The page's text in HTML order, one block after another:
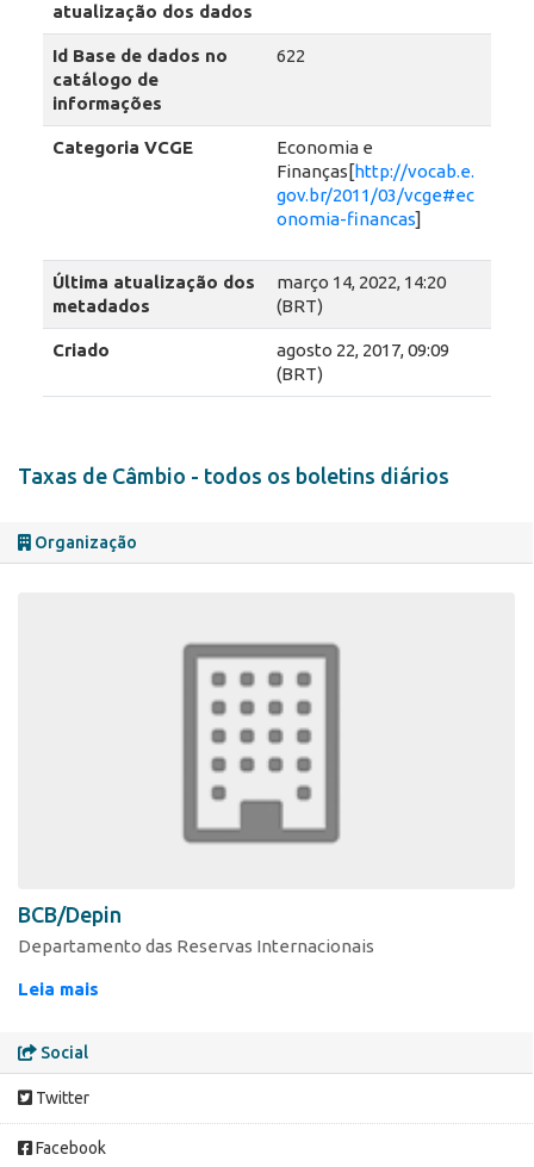
Taxas de Câmbio - todos os boletins diários
Organização
BCB/Depin
Departamento das Reservas Internacionais
Leia mais
Social
Twitter
Facebook
atualização dos dados
Id Base de dados no
catálogo de
informações
622
Categoria VCGE
Economia e
Finanças[http://vocab.e.
gov.br/2011/03/vcge#ec
onomia-financas]
Última atualização dos
metadados
março 14, 2022, 14:20
(BRT)
Criado
agosto 22, 2017, 09:09
(BRT)